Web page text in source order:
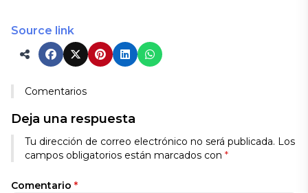
Source link
Comentarios
Deja una respuesta
Tu dirección de correo electrónico no será publicada. Los
campos obligatorios están marcados con *
Comentario *